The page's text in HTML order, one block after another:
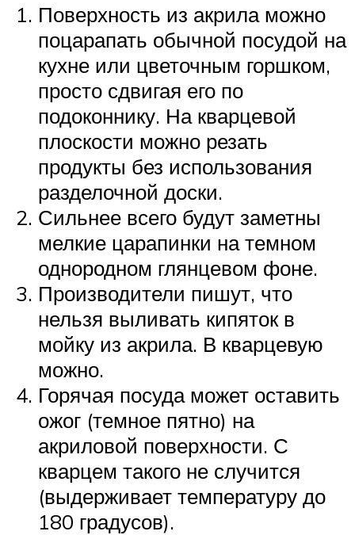
Поверхность из акрила можно
поцарапать обычной посудой на
кухне или цветочным горшком,
просто сдвигая его по
подоконнику. На кварцевой
плоскости можно резать
продукты без использования
разделочной доски.
Сильнее всего будут заметны
мелкие царапинки на темном
однородном глянцевом фоне.
Производители пишут, что
нельзя выливать кипяток в
мойку из акрила. В кварцевую
можно.
Горячая посуда может оставить
ожог (темное пятно) на
акриловой поверхности. С
кварцем такого не случится
(выдерживает температуру до
180 градусов).